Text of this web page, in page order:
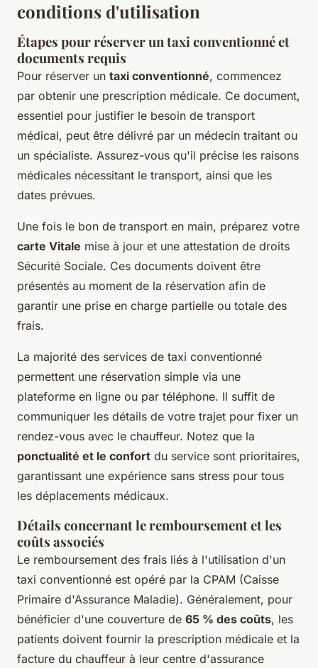
conditions d'utilisation
Étapes pour réserver un taxi conventionné et
documents requis
Pour réserver un taxi conventionné, commencez
par obtenir une prescription médicale. Ce document,
essentiel pour justifier le besoin de transport
médical, peut être délivré par un médecin traitant ou
un spécialiste. Assurez-vous qu'il précise les raisons
médicales nécessitant le transport, ainsi que les
dates prévues.
Une fois le bon de transport en main, préparez votre
carte Vitale mise à jour et une attestation de droits
Sécurité Sociale. Ces documents doivent être
présentés au moment de la réservation afin de
garantir une prise en charge partielle ou totale des
frais.
La majorité des services de taxi conventionné
permettent une réservation simple via une
plateforme en ligne ou par téléphone. Il suffit de
communiquer les détails de votre trajet pour fixer un
rendez-vous avec le chauffeur. Notez que la
ponctualité et le confort du service sont prioritaires,
garantissant une expérience sans stress pour tous
les déplacements médicaux.
Détails concernant le remboursement et les
coûts associés
Le remboursement des frais liés à l'utilisation d'un
taxi conventionné est opéré par la CPAM (Caisse
Primaire d'Assurance Maladie). Généralement, pour
bénéficier d'une couverture de 65 % des coûts, les
patients doivent fournir la prescription médicale et la
facture du chauffeur à leur centre d'assurance